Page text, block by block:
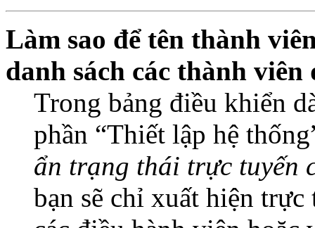
Làm sao để tên thành
danh sách các thành
Trong bảng điều khiển
phần “Thiết lập hệ
ẩn trạng thái trực tuyến
bạn sẽ chỉ xuất hiện